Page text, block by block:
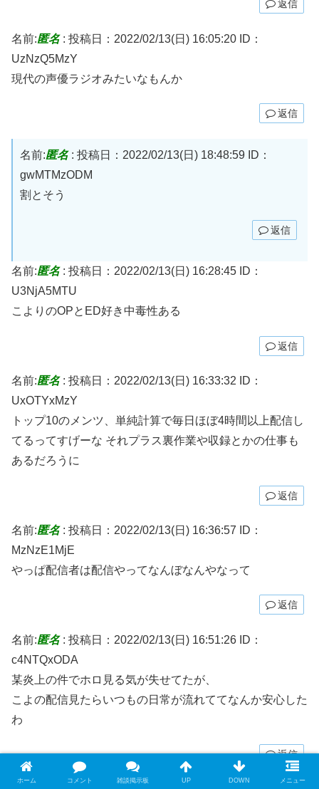
返信
名前:匿名: 投稿日：2022/02/13(日) 16:05:20 ID：
UzNzQ5MzY
現代の声優ラジオみたいなもんか
返信
名前:匿名: 投稿日：2022/02/13(日) 18:48:59
ID：
gwMTMzODM
割とそう
返信
名前:匿名: 投稿日：2022/02/13(日) 16:28:45 ID：
U3NjA5MTU
こよりのOPとED好き中毒性ある
返信
名前:匿名: 投稿日：2022/02/13(日) 16:33:32
ID：
UxOTYxMzY
トップ10のメンツ、単純計算で毎日ほぼ4時間以上配信し
てるってすげーな それプラス裏作業や収録とかの仕事も
あるだろうに
返信
名前:匿名: 投稿日：2022/02/13(日) 16:36:57
ID：
MzNzE1MjE
やっぱ配信者は配信やってなんぼなんやなって
返信
名前:匿名: 投稿日：2022/02/13(日) 16:51:26 ID：
c4NTQxODA
某炎上の件でホロ見る気が失せてたが、
こよの配信見たらいつもの日常が流れててなんか安心した
わ
返信
ホーム コメント 雑談掲示板 UP DOWN メニュー